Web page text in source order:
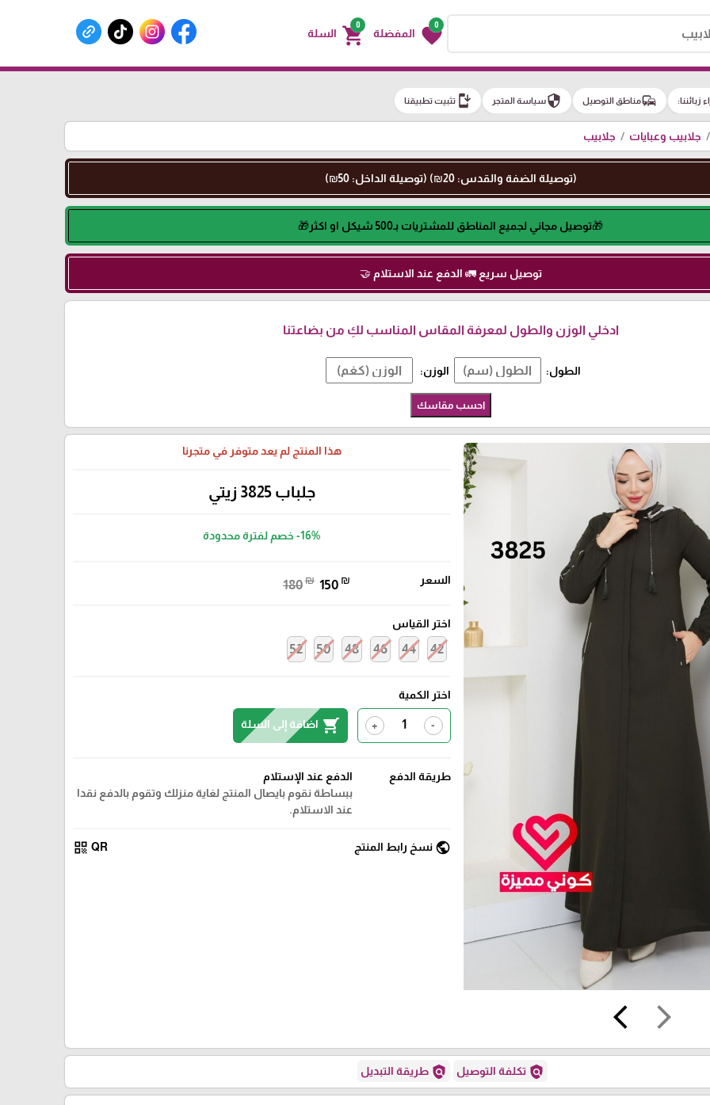
0
favorite المفضلة
0
shopping_cart السلة
زبائننا: commuteمناطق التوصيل securityسياسة المتجر install_mobileتثبيت تطبيقنا
جلابيب وعبايات جلابيب
(توصيلة الضفة والقدس: 20₪) (توصيلة الداخل: 50₪)
🎁توصيل مجاني لجميع المناطق للمشتريات بـ500 شيكل او اكثر🎁
توصيل سريع 🚛 الدفع عند الاستلام 🤝
ادخلي الوزن والطول لمعرفة المقاس المناسب لكِ من بضاعتنا
الطول: الوزن:
احسب مقاسك
arrow_forward_ios
arrow_back_ios
هذا المنتج لم يعد متوفر في متجرنا
جلباب 3825 زيتي
-16%خصم لفترة محدودة
السعر 180₪ 150 ₪
اختر القياس
42
44
46
48
50
52
اختر الكمية
-
+
shopping_cart اضافة إلى السلة
طريقة الدفع
الدفع عند الإستلام
ببساطة نقوم بايصال المنتج لغاية منزلك وتقوم بالدفع نقدا
عند الاستلام.
public نسخ رابط المنتج QR
qr_code
policy تكلفة التوصيل policy طريقة التبديل